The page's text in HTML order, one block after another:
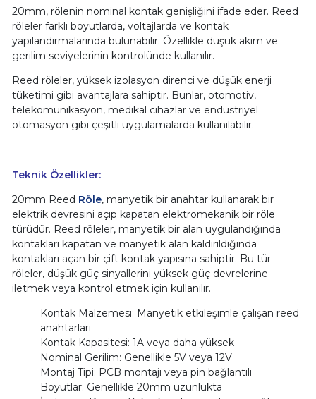
20mm, rölenin nominal kontak genişliğini ifade eder. Reed
röleler farklı boyutlarda, voltajlarda ve kontak
yapılandırmalarında bulunabilir. Özellikle düşük akım ve
gerilim seviyelerinin kontrolünde kullanılır.
Reed röleler, yüksek izolasyon direnci ve düşük enerji
tüketimi gibi avantajlara sahiptir. Bunlar, otomotiv,
telekomünikasyon, medikal cihazlar ve endüstriyel
otomasyon gibi çeşitli uygulamalarda kullanılabilir.
Teknik Özellikler:
20mm Reed Röle, manyetik bir anahtar kullanarak bir
elektrik devresini açıp kapatan elektromekanik bir röle
türüdür. Reed röleler, manyetik bir alan uygulandığında
kontakları kapatan ve manyetik alan kaldırıldığında
kontakları açan bir çift kontak yapısına sahiptir. Bu tür
röleler, düşük güç sinyallerini yüksek güç devrelerine
iletmek veya kontrol etmek için kullanılır.
Kontak Malzemesi: Manyetik etkileşimle çalışan reed
anahtarları
Kontak Kapasitesi: 1A veya daha yüksek
Nominal Gerilim: Genellikle 5V veya 12V
Montaj Tipi: PCB montajı veya pin bağlantılı
Boyutlar: Genellikle 20mm uzunlukta